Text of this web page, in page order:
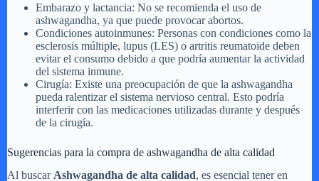
Embarazo y lactancia: No se recomienda el uso de
ashwagandha, ya que puede provocar abortos.
Condiciones autoinmunes: Personas con condiciones como la
esclerosis múltiple, lupus (LES) o artritis reumatoide deben
evitar el consumo debido a que podría aumentar la actividad
del sistema inmune.
Cirugía: Existe una preocupación de que la ashwagandha
pueda ralentizar el sistema nervioso central. Esto podría
interferir con las medicaciones utilizadas durante y después
de la cirugía.
Sugerencias para la compra de ashwagandha de alta calidad
Al buscar Ashwagandha de alta calidad, es esencial tener en